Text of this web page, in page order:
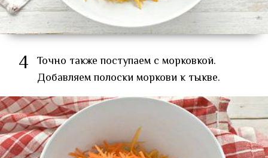
4 Точно также поступаем с морковкой.
Добавляем полоски моркови к тыкве.